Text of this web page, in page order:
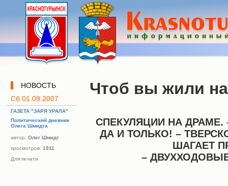
НОВОСТЬ
Сб 01.09.2007
ГАЗЕТА "ЗАРЯ УРАЛА"
Политический дневник
Олега Шмидта
автор: Олег Шмидт
просмотров: 1911
Для печати
Чтоб вы жили
СПЕКУЛЯЦИИ НА ДРАМЕ.
ДА И ТОЛЬКО! –
ШАГАЕТ
–